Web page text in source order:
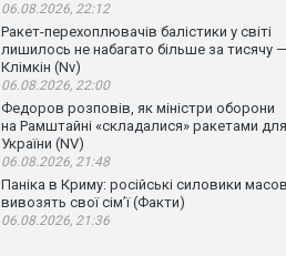
06.08.2026, 22:12
Ракет-перехоплювачів балістики у світі
лишилось не набагато більше за тисячу —
Клімкін (Nv)
06.08.2026, 22:00
Федоров розповів, як міністри оборони
на Рамштайні «складалися» ракетами для
України (NV)
06.08.2026, 21:48
Паніка в Криму: російські силовики
вивозять свої сім’ї (Факти)
06.08.2026, 21:36